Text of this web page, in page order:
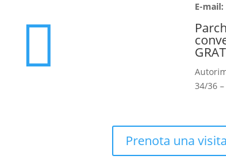

E-mail:
34/36
Prenota una visita